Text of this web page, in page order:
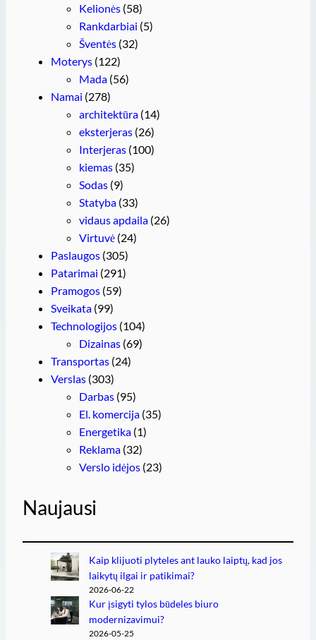
Kelionės (58)
Rankdarbiai (5)
Šventės (32)
Moterys (122)
Mada (56)
Namai (278)
architektūra (14)
eksterjeras (26)
Interjeras (100)
kiemas (35)
Sodas (9)
Statyba (33)
vidaus apdaila (26)
Virtuvė (24)
Paslaugos (305)
Patarimai (291)
Pramogos (59)
Sveikata (99)
Technologijos (104)
Dizainas (69)
Transportas (24)
Verslas (303)
Darbas (95)
El. komercija (35)
Energetika (1)
Reklama (32)
Verslo idėjos (23)
Naujausi
Kaip klijuoti plyteles ant lauko laiptų, kad jos
laikytų ilgai ir patikimai?
2026-06-22
Kur įsigyti tylos būdeles biuro
modernizavimui?
2026-05-25